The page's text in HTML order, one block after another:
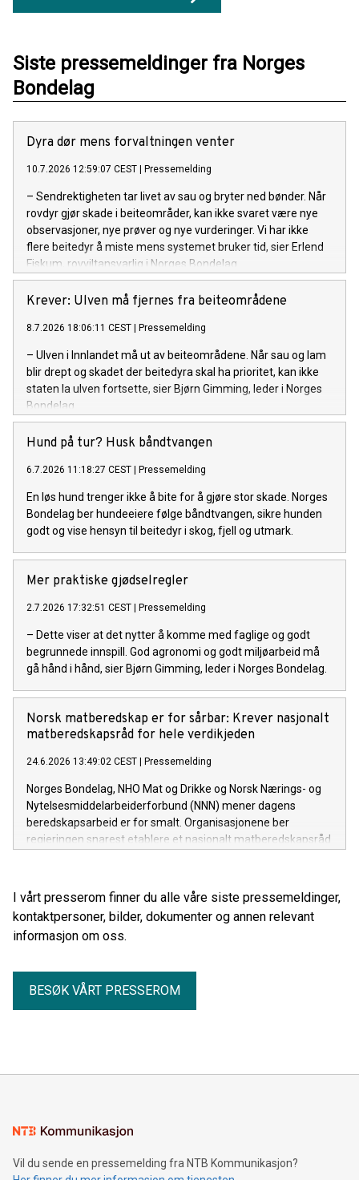
Siste pressemeldinger fra Norges
Bondelag
Dyra dør mens forvaltningen venter
10.7.2026 12:59:07 CEST Pressemelding
– Sendrektigheten tar livet av sau og bryter ned bønder. Når
rovdyr gjør skade i beiteområder, kan ikke svaret være nye
observasjoner, nye prøver og nye vurderinger. Vi har ikke
flere beitedyr å miste mens systemet bruker tid, sier Erlend
Fiskum, rovviltansvarlig i Norges Bondelag.
Krever: Ulven må fjernes fra beiteområdene
8.7.2026 18:06:11 CEST Pressemelding
– Ulven i Innlandet må ut av beiteområdene. Når sau og lam
blir drept og skadet der beitedyra skal ha prioritet, kan ikke
staten la ulven fortsette, sier Bjørn Gimming, leder i Norges
Bondelag.
Hund på tur? Husk båndtvangen
6.7.2026 11:18:27 CEST Pressemelding
En løs hund trenger ikke å bite for å gjøre stor skade. Norges
Bondelag ber hundeeiere følge båndtvangen, sikre hunden
godt og vise hensyn til beitedyr i skog, fjell og utmark.
Mer praktiske gjødselregler
2.7.2026 17:32:51 CEST Pressemelding
– Dette viser at det nytter å komme med faglige og godt
begrunnede innspill. God agronomi og godt miljøarbeid må
gå hånd i hånd, sier Bjørn Gimming, leder i Norges Bondelag.
Norsk matberedskap er for sårbar: Krever nasjonalt
matberedskapsråd for hele verdikjeden
24.6.2026 13:49:02 CEST Pressemelding
Norges Bondelag, NHO Mat og Drikke og Norsk Nærings- og
Nytelsesmiddelarbeiderforbund (NNN) mener dagens
beredskapsarbeid er for smalt. Organisasjonene ber
regjeringen snarest etablere et nasjonalt matberedskapsråd
I vårt presserom finner du alle våre siste pressemeldinger,
kontaktpersoner, bilder, dokumenter og annen relevant
informasjon om oss.
BESØK VÅRT PRESSEROM
Vil du sende en pressemelding fra NTB Kommunikasjon?